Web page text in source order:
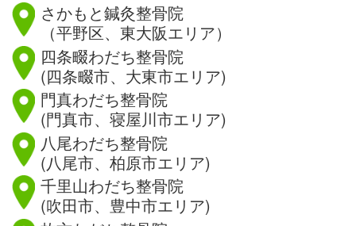
さかもと鍼灸整骨院
（平野区、東大阪エリア）
四条畷わだち整骨院
(四条畷市、大東市エリア)
門真わだち整骨院
(門真市、寝屋川市エリア)
八尾わだち整骨院
(八尾市、柏原市エリア)
千里山わだち整骨院
(吹田市、豊中市エリア)